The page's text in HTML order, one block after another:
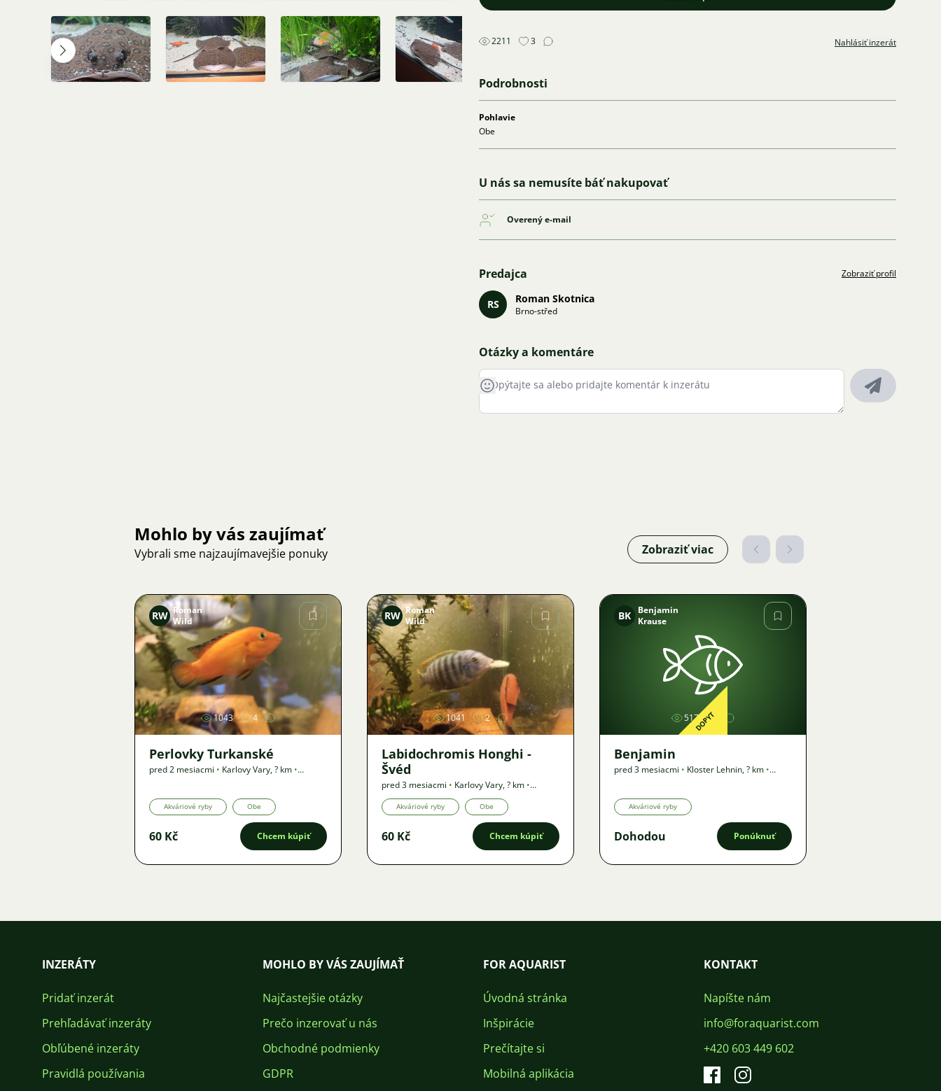
2211 3 Nahlásiť inzerát
Podrobnosti
Pohlavie
Obe
U nás sa nemusíte báť nakupovať
Overený e-mail
Predajca Zobraziť profil
RS Roman Skotnica
Brno-střed
Otázky a komentáre
Mohlo by vás zaujímať
Vybrali sme najzaujímavejšie ponuky Zobraziť viac
Obrázok
RW Roman
Wild
1043 4
Perlovky Turkanské
pred 2 mesiacmi • Karlovy Vary,? km •
Akváriové ryby Obe
60 Kč Chcem kúpiť
Obrázok
RW Roman
Wild
1041 2
Labidochromis Honghi -
Švéd
pred 3 mesiacmi • Karlovy Vary,? km •
Ponuka
Akváriové ryby Obe
60 Kč Chcem kúpiť
Obrázok
BK
Benjamin
Krause
517DOPYT
Benjamin
pred 3 mesiacmi • Kloster Lehnin,? km •
Akváriové ryby
Dohodou Ponúknuť
INZERÁTY
Pridať inzerát
Prehľadávať inzeráty
Obľúbené inzeráty
Pravidlá používania
MOHLO BY VÁS ZAUJÍMAŤ
Najčastejšie otázky
Prečo inzerovať u nás
Obchodné podmienky
GDPR
FOR AQUARIST
Úvodná stránka
Inšpirácie
Prečítajte si
Mobilná aplikácia
KONTAKT
Napíšte nám
info@foraquarist.com
+420 603 449 602